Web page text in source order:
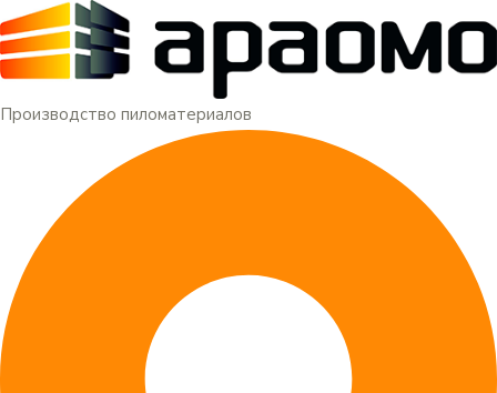
Производство пиломатериалов
Меню
Перейти
к
содержимому